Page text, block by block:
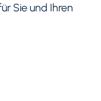
Sie und Ihren